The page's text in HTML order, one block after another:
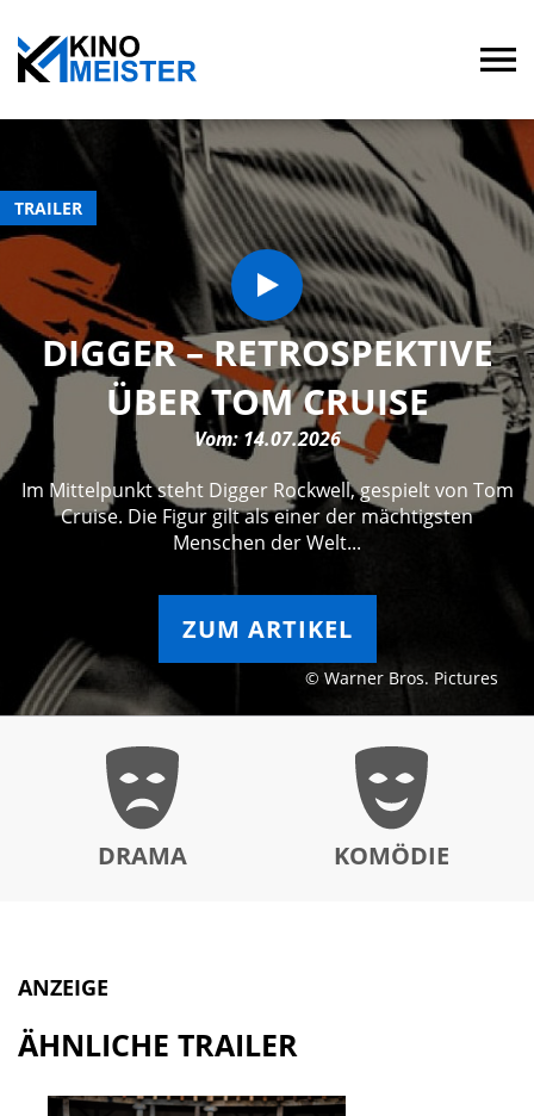
TRAILER
© Warner Bros. Pictures
DIGGER – RETROSPEKTIVE
ÜBER TOM CRUISE
Vom: 14.07.2026
Im Mittelpunkt steht Digger Rockwell, gespielt von Tom
Cruise. Die Figur gilt als einer der mächtigsten
Menschen der Welt...
ZUM ARTIKEL
DRAMA KOMÖDIE
ANZEIGE
ÄHNLICHE TRAILER